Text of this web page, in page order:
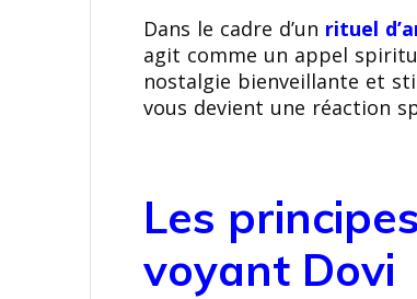
Dans le cadre d’un rituel
agit comme un appel
nostalgie bienveillante et
vous devient une réaction
Les
voyant Dovi